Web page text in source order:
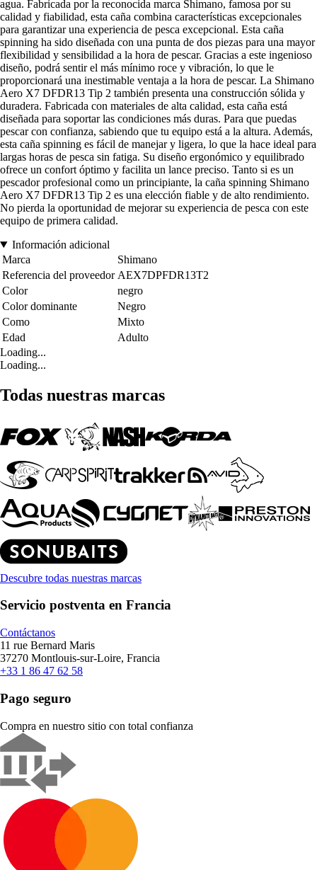
agua. Fabricada por la reconocida marca Shimano, famosa por su
calidad y fiabilidad, esta caña combina características excepcionales
para garantizar una experiencia de pesca excepcional. Esta caña
spinning ha sido diseñada con una punta de dos piezas para una mayor
flexibilidad y sensibilidad a la hora de pescar. Gracias a este ingenioso
diseño, podrá sentir el más mínimo roce y vibración, lo que le
proporcionará una inestimable ventaja a la hora de pescar. La Shimano
Aero X7 DFDR13 Tip 2 también presenta una construcción sólida y
duradera. Fabricada con materiales de alta calidad, esta caña está
diseñada para soportar las condiciones más duras. Para que puedas
pescar con confianza, sabiendo que tu equipo está a la altura. Además,
esta caña spinning es fácil de manejar y ligera, lo que la hace ideal para
largas horas de pesca sin fatiga. Su diseño ergonómico y equilibrado
ofrece un confort óptimo y facilita un lance preciso. Tanto si es un
pescador profesional como un principiante, la caña spinning Shimano
Aero X7 DFDR13 Tip 2 es una elección fiable y de alto rendimiento.
No pierda la oportunidad de mejorar su experiencia de pesca con este
equipo de primera calidad.
Información adicional
Marca
Shimano
Referencia del proveedor AEX7DPFDR13T2
Color
negro
Color dominante
Negro
Como
Mixto
Edad
Adulto
Loading...
Loading...
Todas nuestras marcas
Descubre todas nuestras marcas
Servicio postventa en Francia
Contáctanos
11 rue Bernard Maris
37270 Montlouis-sur-Loire, Francia
+33 1 86 47 62 58
Pago seguro
Compra en nuestro sitio con total confianza